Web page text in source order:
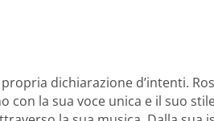
dichiarazione d’intenti.
con la sua voce unica e il suo